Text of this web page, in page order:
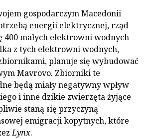
gospodarczym Macedonii
energii elektrycznej, rząd
400 małych elektrowni wodnych
z tych elektrowni wodnych,
planuje się wybudować
Mavrovo. Zbiorniki te
będą miały negatywny wpływ
i inne dzikie zwierzęta żyjące
staną się przyczyną
emigracji kopytnych, które
Lynx.